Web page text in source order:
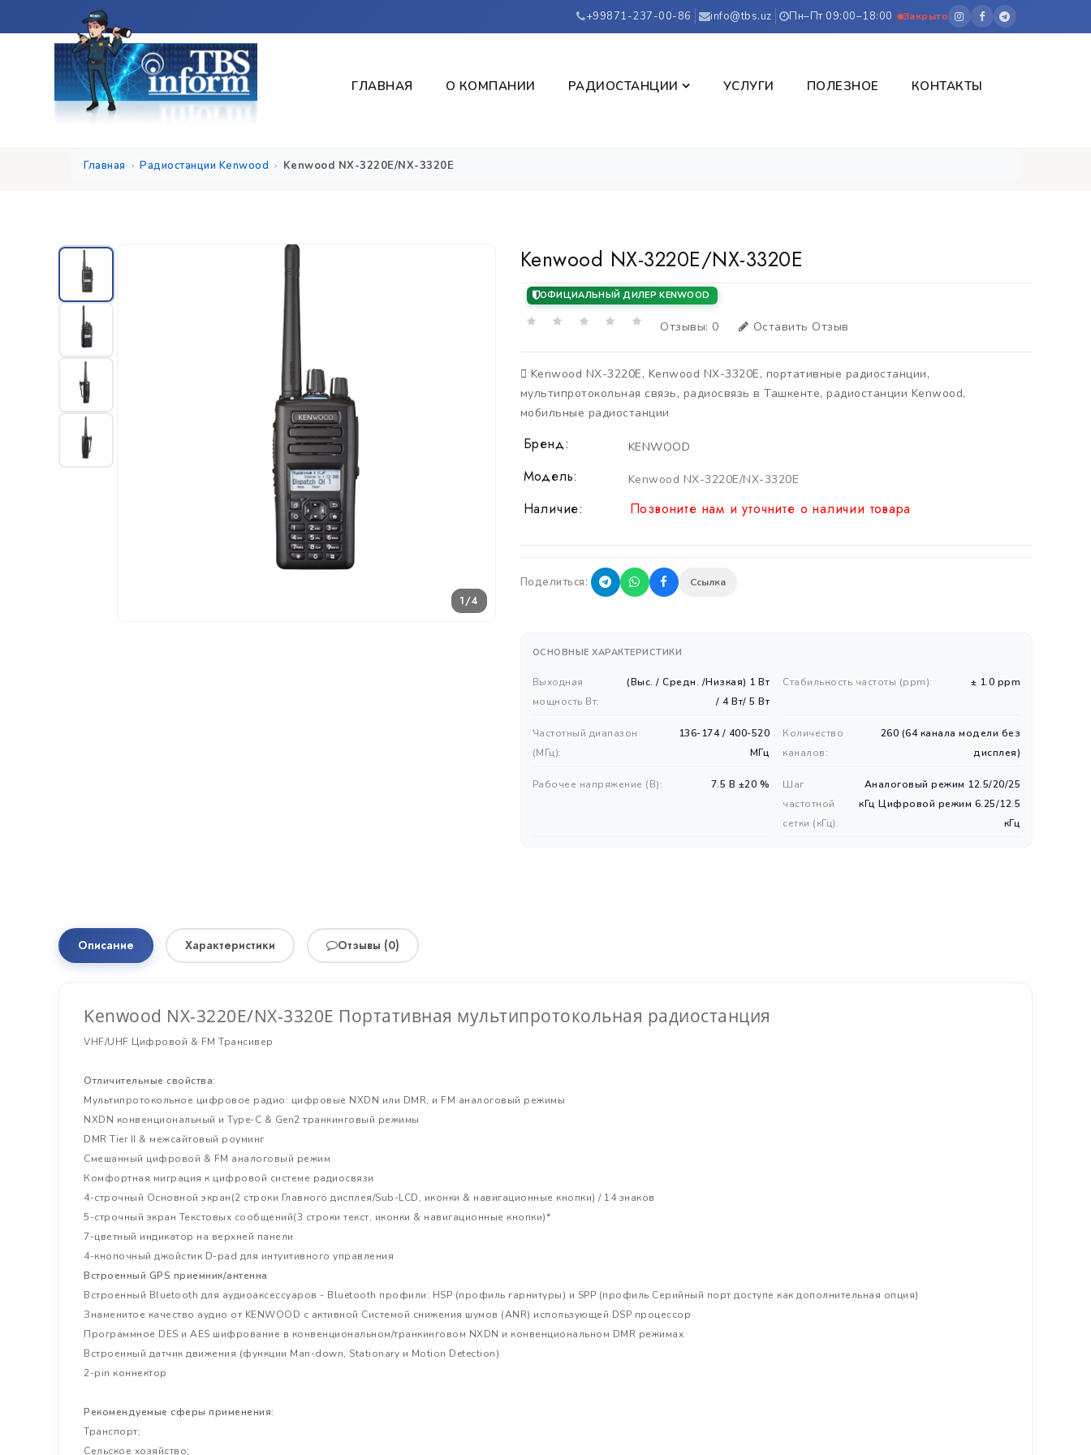
+99871-237-00-86 info@tbs.uz Пн–Пт 09:00–18:00 Закрыто
ГЛАВНАЯ О КОМПАНИИ РАДИОСТАНЦИИ УСЛУГИ ПОЛЕЗНОЕ КОНТАКТЫ
Главная Радиостанции Kenwood Kenwood NX-3220E/NX-3320E
1/4
Kenwood NX-3220E/NX-3320E
ОФИЦИАЛЬНЫЙ ДИЛЕР KENWOOD
Отзывы: 0 Оставить Отзыв
Kenwood NX-3220E, Kenwood NX-3320E, портативные радиостанции,
мультипротокольная связь, радиосвязь в Ташкенте, радиостанции Kenwood,
мобильные радиостанции
Бренд: KENWOOD
Модель: Kenwood NX-3220E/NX-3320E
Наличие: Позвоните нам и уточните о наличии товара
Поделиться: Ссылка
ОСНОВНЫЕ ХАРАКТЕРИСТИКИ
Выходная
мощность Вт:
(Выс. / Средн. /Низкая) 1 Вт
/ 4 Вт/ 5 Вт
Стабильность частоты (ppm): ± 1.0 ppm
Частотный диапазон
(MГц):
136-174 / 400-520
МГц
Количество
каналов:
260 (64 канала модели без
дисплея)
Рабочее напряжение (В): 7.5 В ±20 %
Шаг
частотной
сетки (кГц):
Аналоговый режим 12.5/20/25
кГц Цифровой режим 6.25/12.5
кГц
Описание Характеристики Отзывы (0)
Kenwood NX-3220E/NX-3320E Портативная мультипротокольная радиостанция
VHF/UHF Цифровой & FM Трансивер
Отличительные свойства:
Мультипротокольное цифровое радио: цифровые NXDN или DMR, и FM аналоговый режимы
NXDN конвенциональный и Type-C & Gen2 транкинговый режимы
DMR Tier II & межсайтовый роуминг
Смешанный цифровой & FM аналоговый режим
Комфортная миграция к цифровой системе радиосвязи
4-строчный Основной экран(2 строки Главного дисплея/Sub-LCD, иконки & навигационные кнопки) / 14 знаков
5-строчный экран Текстовых сообщений(3 строки текст, иконки & навигационные кнопки)*
7-цветный индикатор на верхней панели
4-кнопочный джойстик D-pad для интуитивного управления
Встроенный GPS приемник/антенна
Встроенный Bluetooth для аудиоаксессуаров - Bluetooth профили: HSP (профиль гарнитуры) и SPP (профиль Серийный порт доступе как дополнительная опция)
Знаменитое качество аудио от KENWOOD с активной Системой снижения шумов (ANR) использующей DSP процессор
Программное DES и AES шифрование в конвенциональном/транкинговом NXDN и конвенциональном DMR режимах
Встроенный датчик движения (функции Man-down, Stationary и Motion Detection)
2-pin коннектор
Рекомендуемые сферы применения:
Транспорт;
Сельское хозяйство;